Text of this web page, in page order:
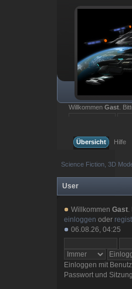
WillkommenGast .
Übersicht
Hilfe
Science Fiction, 3D
User
WillkommenGast
einloggen oder
06.08.26, 04:25
Einloggen mit
Passwort und